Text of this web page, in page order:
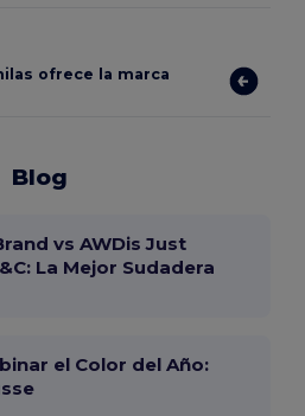
ofrece la marca
Blog
vs AWDis Just
La Mejor Sudadera
el Color del Año: